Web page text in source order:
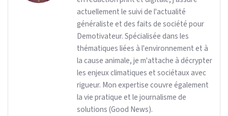
actuellement le suivi de l'actualité
généraliste et des faits de société pour
Demotivateur. Spécialisée dans les
thématiques liées à l'environnement et à
la cause animale, je m'attache à décrypter
les enjeux climatiques et sociétaux avec
rigueur. Mon expertise couvre également
la vie pratique et le journalisme de
solutions (Good News).